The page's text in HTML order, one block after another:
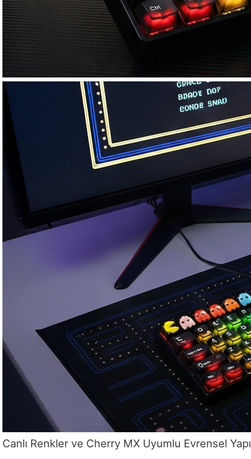
Canlı Renkler ve Cherry MX Uyumlu Evrensel Yapı